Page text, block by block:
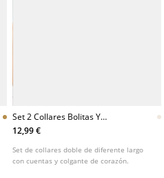
Set 2 Collares Bolitas Y
Corazon
12,99 €
Set de collares doble de diferente largo
con cuentas y colgante de corazón.